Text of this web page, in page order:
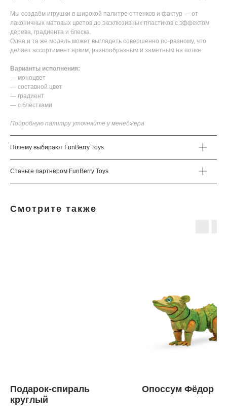
Мы создаём игрушки в широкой палитре оттенков и фактур — от
лаконичных матовых цветов до эксклюзивных пластиков с эффектом
дерева, градиента и блеска.
Одна и та же модель может выглядеть совершенно по-разному, что
делает ассортимент ярким, разнообразным и заметным на полке.
Варианты исполнения:
— моноцвет
— составной цвет
— градиент
— с блёстками
Подробную палитру уточняйте у менеджера
Почему выбирают FunBerry Toys
Станьте партнёром FunBerry Toys
Смотрите также
Подарок-спираль
круглый
Опоссум Фёдор